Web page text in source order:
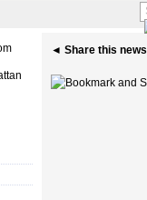
◄ Share this